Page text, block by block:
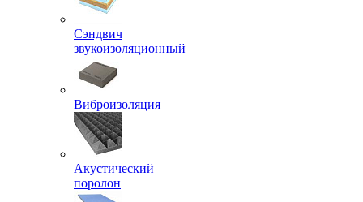
Сэндвич
звукоизоляционный
Виброизоляция
Акустический
поролон